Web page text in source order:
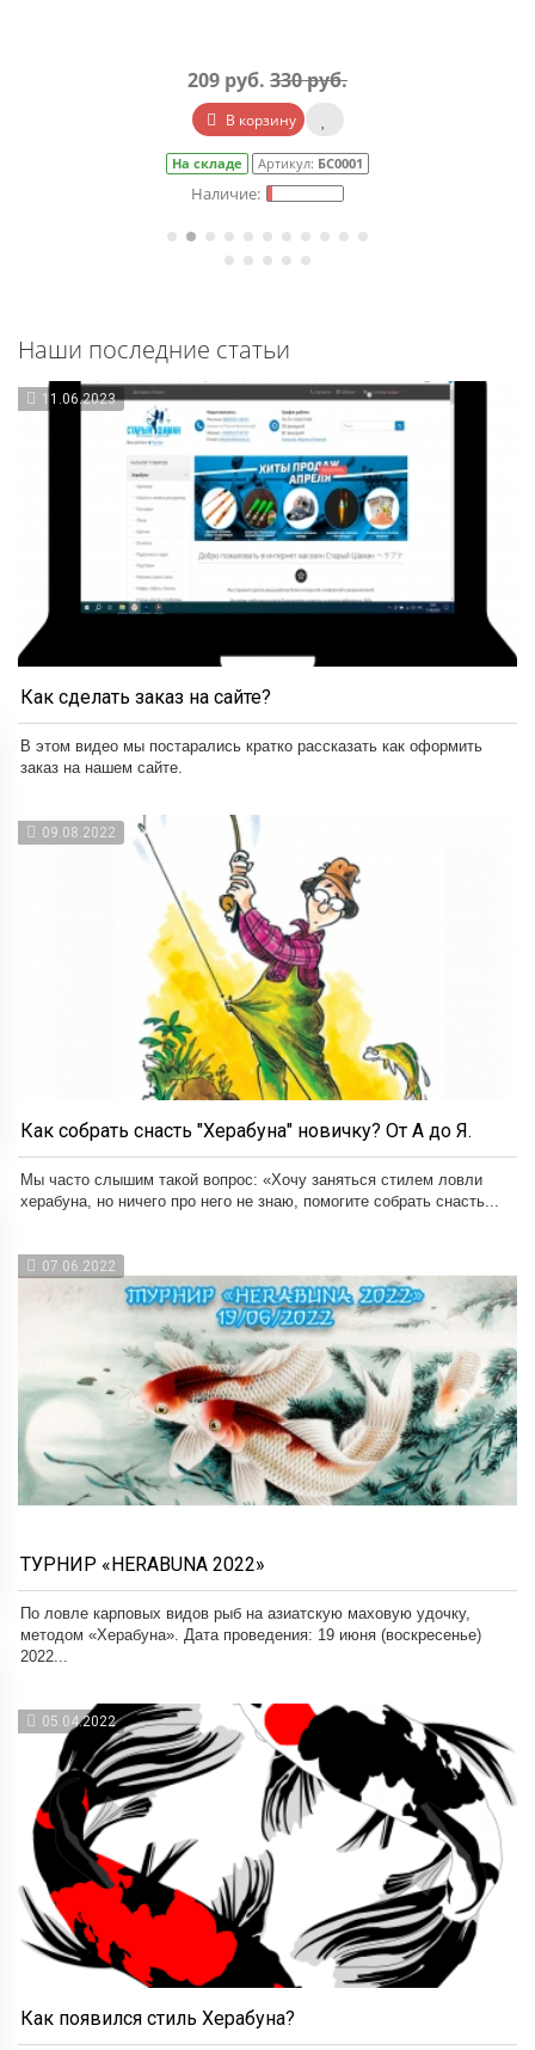
209 руб. 330 руб.
В корзину
На складе Артикул: БС0001
Наши последние статьи
11.06.2023
Как сделать заказ на сайте?
В этом видео мы постарались кратко рассказать как оформить
заказ на нашем сайте.
09.08.2022
Как собрать снасть "Херабуна" новичку? От А до Я.
Мы часто слышим такой вопрос: «Хочу заняться стилем ловли
херабуна, но ничего про него не знаю, помогите собрать снасть...
07.06.2022
ТУРНИР «HERABUNA 2022»
По ловле карповых видов рыб на азиатскую маховую удочку,
методом «Херабуна». Дата проведения: 19 июня (воскресенье)
2022...
05.04.2022
Как появился стиль Херабуна?